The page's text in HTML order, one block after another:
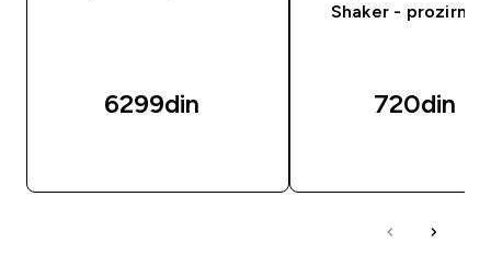
6299din‎
Shaker - prozirni/
720din‎